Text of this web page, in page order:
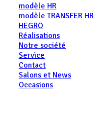
modèle HR
modèle TRANSFER HR
HEGRO
Réalisations
Notre société
Service
Contact
Salons et News
Occasions